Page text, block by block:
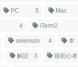
PC 5 Mac
4 iTerm2
selenium 4 本
解説 3 脱初心者